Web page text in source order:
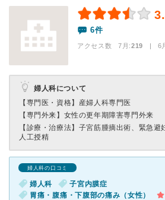
6件
アクセス数 7月:219 | 6
婦人科について
【専門医・資格】 産婦人科専門医
【専門外来】 女性の更年期障害専門外来
【診療・治療法】 子宮筋腫摘出術、緊急避
人工授精
婦人科の口コミ
婦人科
子宮内膜症
胃痛・腹痛・下腹部の痛み（女性）